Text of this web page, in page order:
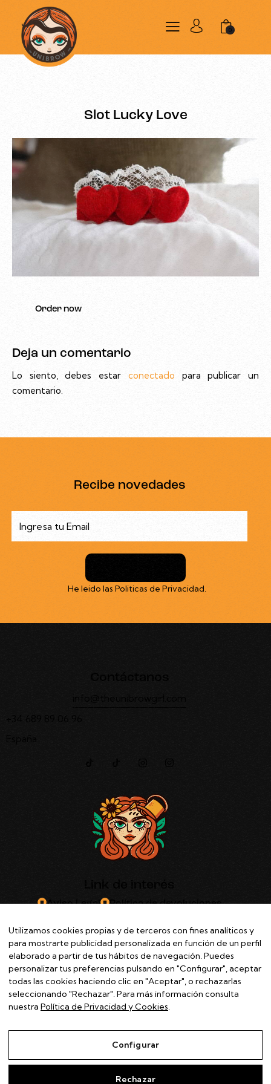
0
Slot Lucky Love
Order now
Deja un comentario
Lo siento, debes estar conectado para publicar un
comentario.
Recibe novedades
He leido lasPoliticas de Privacidad.
Contáctanos
info@theunibrowgirl.com
+34 689 89 06 96
España
Link de interés
Aviso Legal
Política de devoluciones
Declaración de accesibilidad
TheUnibrowGirl © 2026. Todos los derechos reservados |
Utilizamos cookies propias y de terceros con fines analíticos y
para mostrarte publicidad personalizada en función de un perfil
elaborado a partir de tus hábitos de navegación. Puedes
personalizar tus preferencias pulsando en "Configurar", aceptar
todas las cookies haciendo clic en "Aceptar", o rechazarlas
seleccionando "Rechazar". Para más información consulta
nuestra Política de Privacidad y Cookies.
Configurar
Rechazar